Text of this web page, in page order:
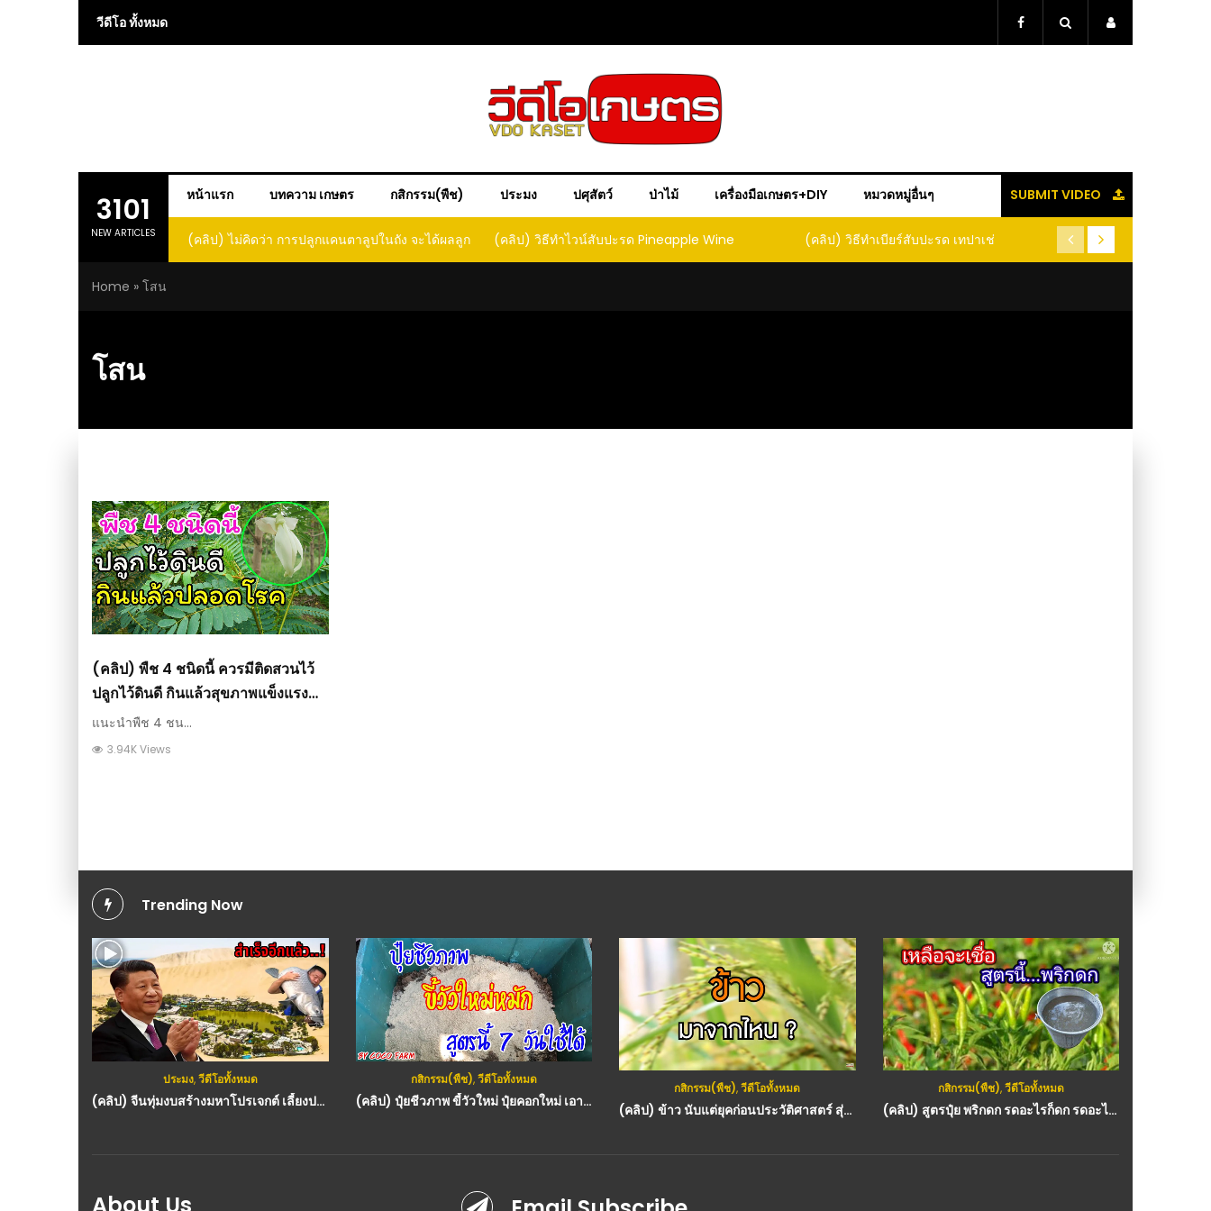
วีดีโอ ทั้งหมด
3101
NEW ARTICLES
หน้าแรก บทความ เกษตร กสิกรรม(พืช) ประมง ปศุสัตว์ ป่าไม้ เครื่องมือเกษตร+DIY หมวดหมู่อื่นๆ SUBMIT VIDEO
(คลิป) ไม่คิดว่า การปลูกแคนตาลูปในถัง จะได้ผลลูก
โตและหวานขนาดนี้ I didn’t expect that
(คลิป) วิธีทำไวน์สับปะรด Pineapple Wine (คลิป) วิธีทำเบียร์สับปะรด เทปาเช่
(คลิป) รู้แล้วจะหนาว!! หัวเดี
หนอนแมลง หนีกระเจิง
Home » โสน
โสน
(คลิป) พืช 4 ชนิดนี้ ควรมีติดสวนไว้
ปลูกไว้ดินดี กินแล้วสุขภาพแข็งแรง
ปลอดโรค : วีดีโอ เกษตร
แนะนำพืช 4 ชน...
3.94K Views
Trending Now
ประมง,วีดีโอทั้งหมด
(คลิป) จีนทุ่มงบสร้างมหาโปรเจกต์ เลี้ยงปลากลางทะเลทราย ได้สำเร็จ
กสิกรรม(พืช),วีดีโอทั้งหมด
(คลิป) ปุ๋ยชีวภาพ ขี้วัวใหม่ ปุ๋ยคอกใหม่ เอามาหมัก สูตรนี้ 7 วันใช้ได้ เร็วแท้
กสิกรรม(พืช),วีดีโอทั้งหมด
(คลิป) ข้าว นับแต่ยุคก่อนประวัติศาสตร์ สุ่การพัฒนาเป็นบ้านเมืองและรัฐ : วีดีโอ เกษตร
กสิกรรม(พืช),วีดีโอทั้งหมด
(คลิป) สูตรปุ๋ย พริกดก รดอะไรก็ดก รดอะไรก็งาม ทำได้ด้วยตัวเองแบบง่ายๆ : วีดีโอ เกษตร